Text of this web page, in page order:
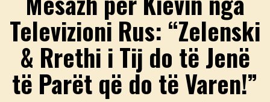
Televizioni Rus: “Zelenski
& Rrethi i Tij do të Jenë
të Parët që do të Varen!”